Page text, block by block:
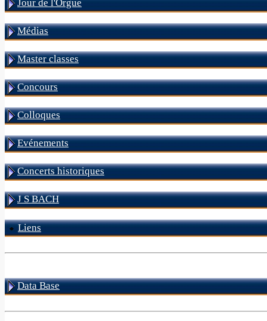
Jour de l'Orgue
Médias
Master classes
Concours
Colloques
Evénements
Concerts historiques
J S BACH
Liens
Data Base